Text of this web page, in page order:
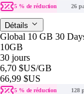
5 % de réduction
26
Détails
Global 10 GB 30
10GB
30 jours
6,70 $US/GB
66,99 $US
5 % de réduction
128